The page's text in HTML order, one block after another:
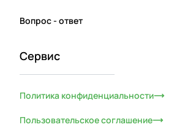
Вопрос - ответ
Сервис
Политика конфиденциальности
Пользовательское соглашение